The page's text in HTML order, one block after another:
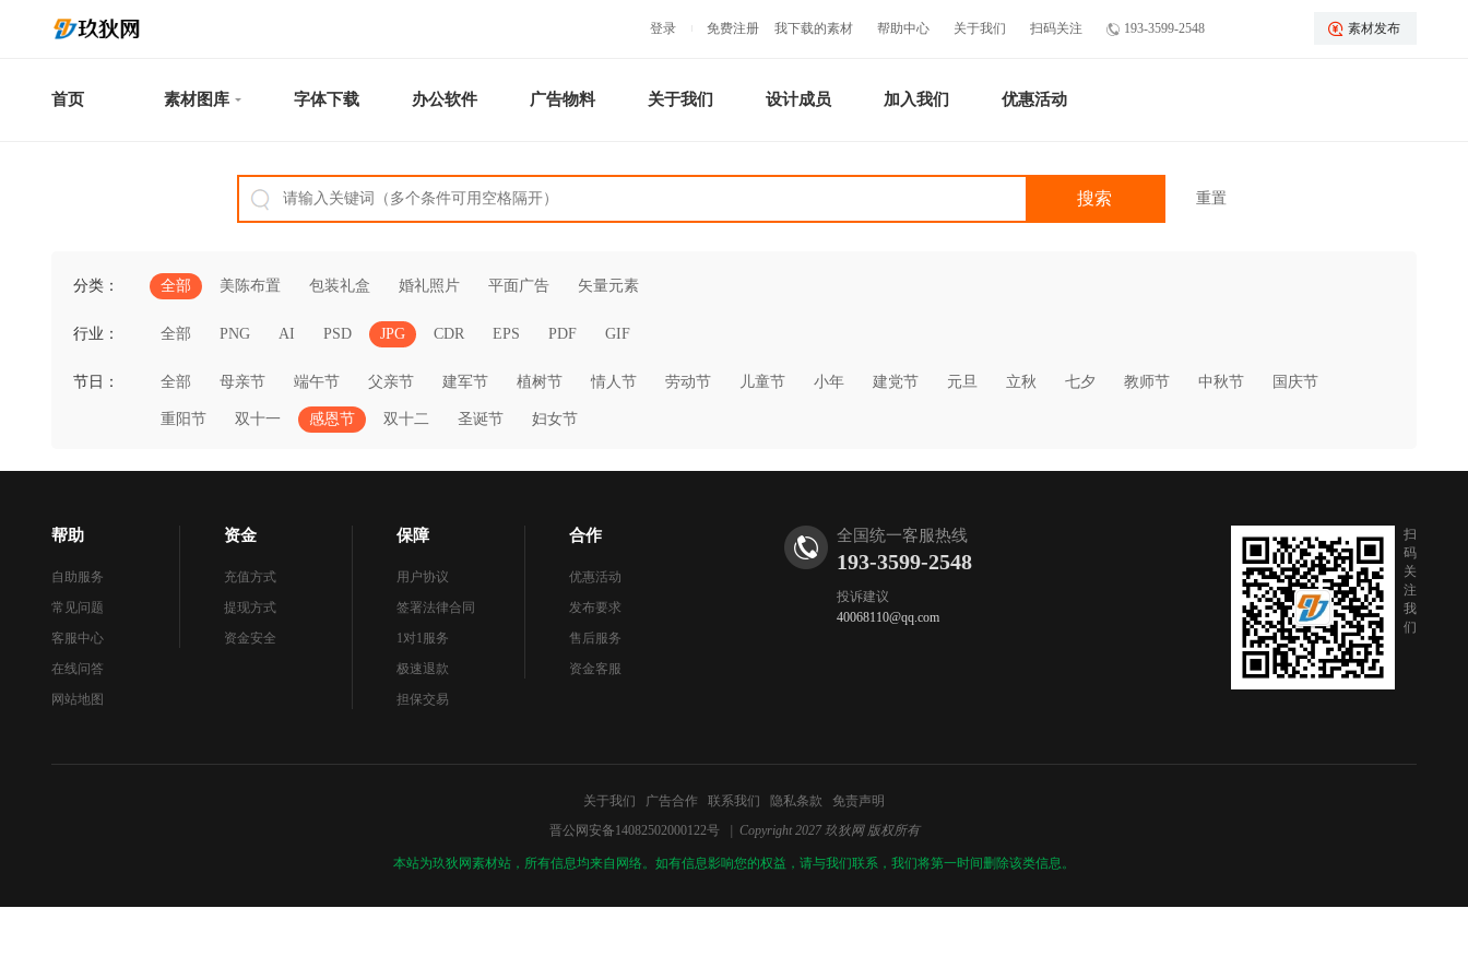
素材发布
193-3599-2548
我下载的素材 帮助中心 关于我们 扫码关注
登录 免费注册
首页 素材图库 字体下载 办公软件 广告物料 关于我们 设计成员 加入我们 优惠活动
重置
分类： 全部 美陈布置 包装礼盒 婚礼照片 平面广告 矢量元素
行业： 全部 PNG AI PSD JPG CDR EPS PDF GIF
节日： 全部 母亲节 端午节 父亲节 建军节 植树节 情人节 劳动节 儿童节 小年 建党节 元旦 立秋 七夕 教师节 中秋节 国庆节
重阳节 双十一 感恩节 双十二 圣诞节 妇女节
帮助
自助服务
常见问题
客服中心
在线问答
网站地图
资金
充值方式
提现方式
资金安全
保障
用户协议
签署法律合同
1对1服务
极速退款
担保交易
合作
优惠活动
发布要求
售后服务
资金客服
全国统一客服热线
193-3599-2548
投诉建议
40068110@qq.com
扫
码
关
注
我
们
关于我们 广告合作 联系我们 隐私条款
免责声明
晋公网安备14082502000122号
| Copyright 2027 玖狄网 版权所有
本站为玖狄网素材站，所有信息均来自网络。如有信息影响您的权益，请与我们联系，我们将第一时间删除该类信息。